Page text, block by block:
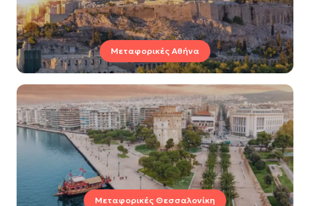
Μεταφορικές Αθήνα
Μεταφορικές Θεσσαλονίκη